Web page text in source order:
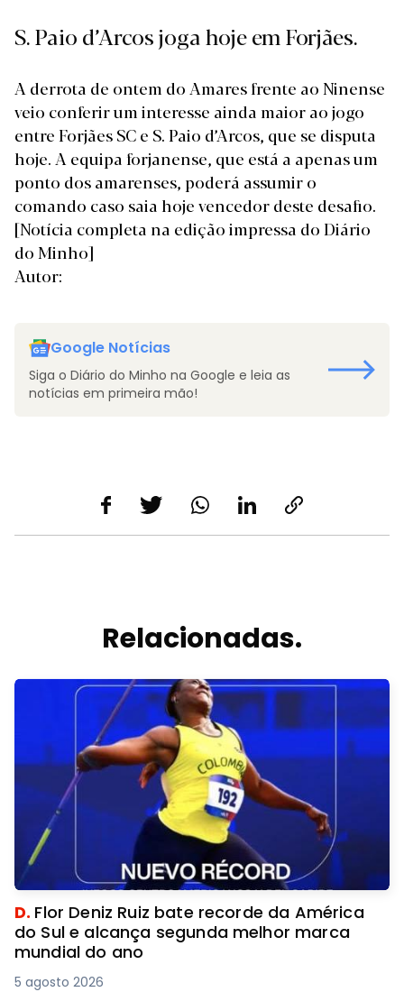
S. Paio d’Arcos joga hoje em Forjães.
A derrota de ontem do Amares frente ao Ninense
veio conferir um interesse ainda maior ao jogo
entre Forjães SC e S. Paio d’Arcos, que se disputa
hoje. A equipa forjanense, que está a apenas um
ponto dos amarenses, poderá assumir o
comando caso saia hoje vencedor deste desafio.
[Notícia completa na edição impressa do Diário
do Minho]
Autor:
Google Notícias
Siga o Diário do Minho na Google e leia as
notícias em primeira mão!
Relacionadas.
D. Flor Deniz Ruiz bate recorde da América
do Sul e alcança segunda melhor marca
mundial do ano
5 agosto 2026